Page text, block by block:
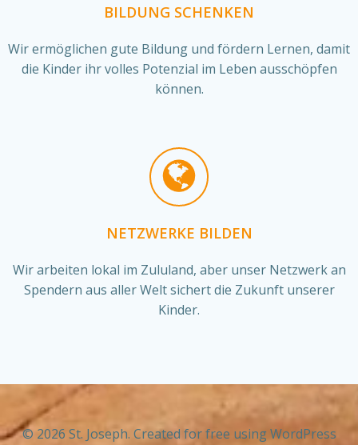
BILDUNG SCHENKEN
Wir ermöglichen gute Bildung und fördern Lernen, damit
die Kinder ihr volles Potenzial im Leben ausschöpfen
können.
NETZWERKE BILDEN
Wir arbeiten lokal im Zululand, aber unser Netzwerk an
Spendern aus aller Welt sichert die Zukunft unserer
Kinder.
© 2026 St. Joseph. Created for free using WordPress